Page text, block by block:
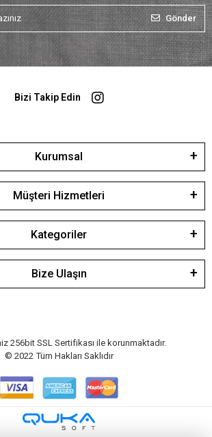
Gönder
Bizi Takip Edin
Kurumsal
Müşteri Hizmetleri
Kategoriler
Bize Ulaşın
256bit SSL Sertifikası ile korunmaktadır.
© 2022 Tüm Hakları Saklıdır